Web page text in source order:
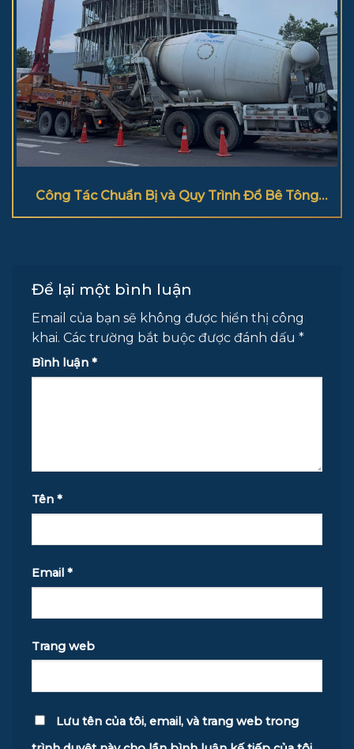
Công Tác Chuẩn Bị và Quy Trình Đổ Bê Tông
Để lại một bình luận
Email của bạn sẽ không được hiển thị công
khai. Các trường bắt buộc được đánh dấu *
Bình luận *
Tên *
Email *
Trang web
Lưu tên của tôi, email, và trang web trong